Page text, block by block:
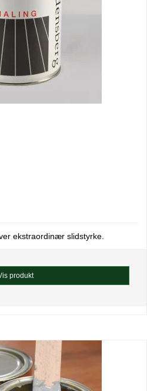
ekstraordinær slidstyrke.
produkt